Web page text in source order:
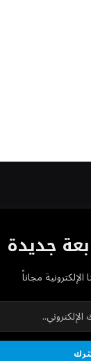
جديدة
مجاناً